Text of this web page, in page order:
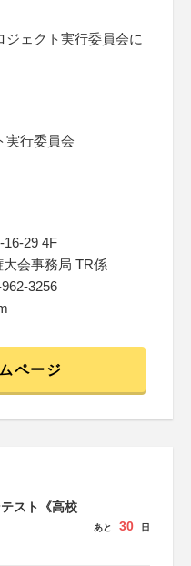
ェクト実行委員会に
実行委員会
29 4F
会事務局 TR係
3256
ページ
スト《高校
あと 30 日